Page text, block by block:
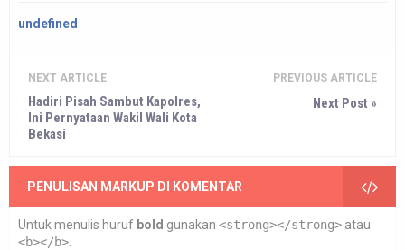
undefined
NEXT ARTICLE
Hadiri Pisah Sambut Kapolres,
Ini Pernyataan Wakil Wali Kota
Bekasi
PREVIOUS ARTICLE
Next Post »
PENULISAN MARKUP DI KOMENTAR
Untuk menulis huruf bold gunakan <strong></strong> atau
<b></b>